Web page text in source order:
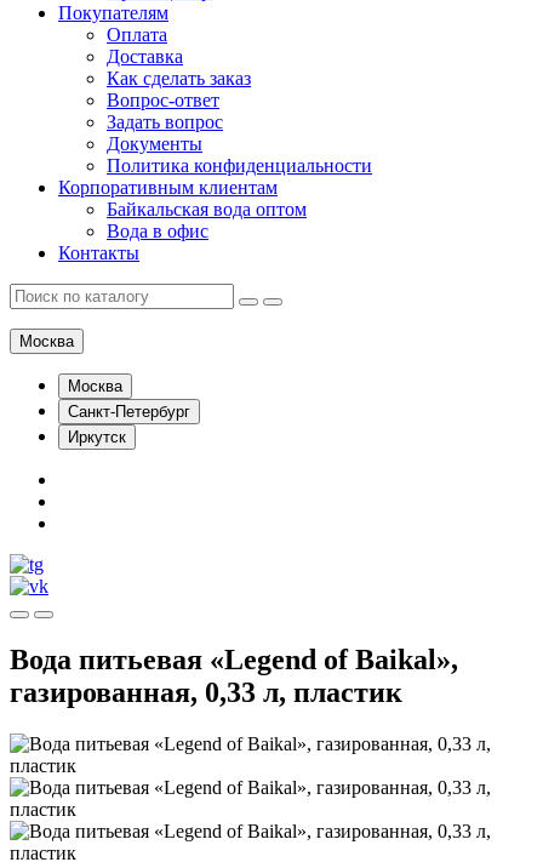
Покупателям
Оплата
Доставка
Как сделать заказ
Вопрос-ответ
Задать вопрос
Документы
Политика конфиденциальности
Корпоративным клиентам
Байкальская вода оптом
Вода в офис
Контакты
Москва
Москва
Санкт-Петербург
Иркутск
Вода питьевая «Legend of Baikal»,
газированная, 0,33 л, пластик